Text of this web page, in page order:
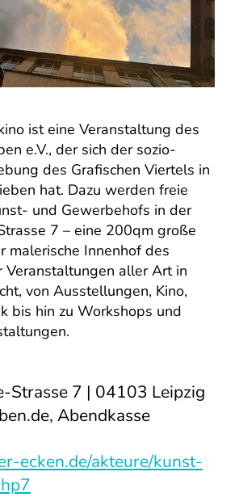
ist eine Veranstaltung des
e.V., der sich der sozio-
des Grafischen Viertels in
hat. Dazu werden freie
und Gewerbehofs in der
7 – eine 200qm große
malerische Innenhof des
Veranstaltungen aller Art in
von Ausstellungen, Kino,
bis hin zu Workshops und
Strasse 7 | 04103 Leipzig
, Abendkasse
ecken.de/akteure/kunst-